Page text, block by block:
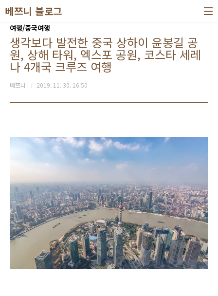
베쯔니 블로그
여행/중국여행
생각보다 발전한 중국 상하이 윤봉길 공
원, 상해 타워, 엑스포 공원, 코스타 세레
나 4개국 크루즈 여행
베쯔니 2019. 11. 30. 16:50